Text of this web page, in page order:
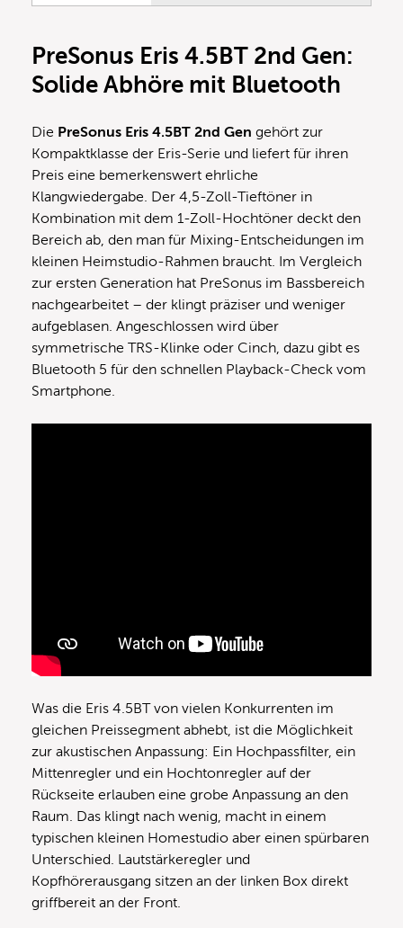
PreSonus Eris 4.5BT 2nd Gen:
Solide Abhöre mit Bluetooth
Die PreSonus Eris 4.5BT 2nd Gen gehört zur
Kompaktklasse der Eris-Serie und liefert für ihren
Preis eine bemerkenswert ehrliche
Klangwiedergabe. Der 4,5-Zoll-Tieftöner in
Kombination mit dem 1-Zoll-Hochtöner deckt den
Bereich ab, den man für Mixing-Entscheidungen im
kleinen Heimstudio-Rahmen braucht. Im Vergleich
zur ersten Generation hat PreSonus im Bassbereich
nachgearbeitet – der klingt präziser und weniger
aufgeblasen. Angeschlossen wird über
symmetrische TRS-Klinke oder Cinch, dazu gibt es
Bluetooth 5 für den schnellen Playback-Check vom
Smartphone.
Was die Eris 4.5BT von vielen Konkurrenten im
gleichen Preissegment abhebt, ist die Möglichkeit
zur akustischen Anpassung: Ein Hochpassfilter, ein
Mittenregler und ein Hochtonregler auf der
Rückseite erlauben eine grobe Anpassung an den
Raum. Das klingt nach wenig, macht in einem
typischen kleinen Homestudio aber einen spürbaren
Unterschied. Lautstärkeregler und
Kopfhörerausgang sitzen an der linken Box direkt
griffbereit an der Front.